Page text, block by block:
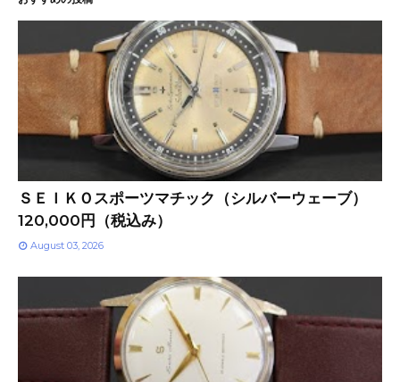
ＳＥＩＫＯスポーツマチック（シルバーウェーブ）
120,000円（税込み）
August 03, 2026